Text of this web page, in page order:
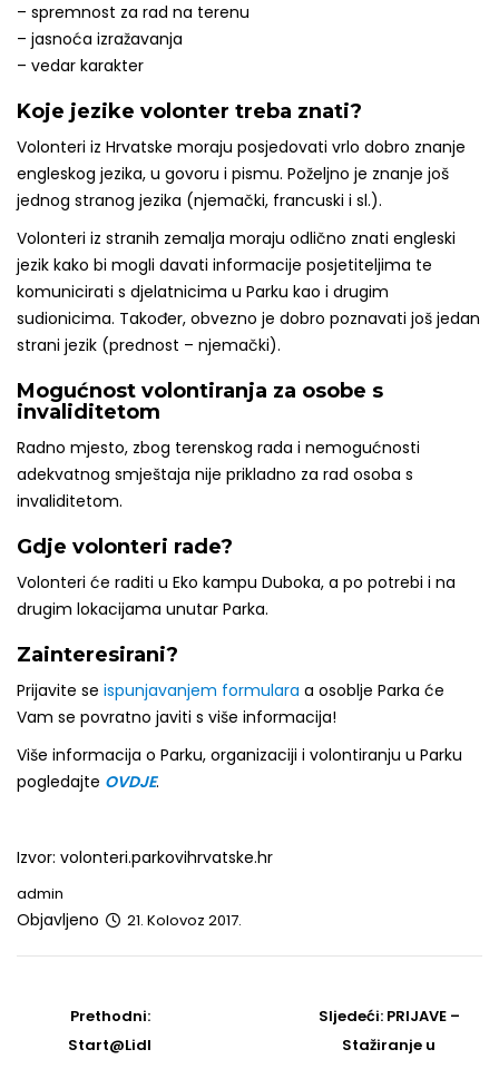
– spremnost za rad na terenu
– jasnoća izražavanja
– vedar karakter
Koje jezike volonter treba znati?
Volonteri iz Hrvatske moraju posjedovati vrlo dobro znanje
engleskog jezika, u govoru i pismu. Poželjno je znanje još
jednog stranog jezika (njemački, francuski i sl.).
Volonteri iz stranih zemalja moraju odlično znati engleski
jezik kako bi mogli davati informacije posjetiteljima te
komunicirati s djelatnicima u Parku kao i drugim
sudionicima. Također, obvezno je dobro poznavati još jedan
strani jezik (prednost – njemački).
Mogućnost volontiranja za osobe s
invaliditetom
Radno mjesto, zbog terenskog rada i nemogućnosti
adekvatnog smještaja nije prikladno za rad osoba s
invaliditetom.
Gdje volonteri rade?
Volonteri će raditi u Eko kampu Duboka, a po potrebi i na
drugim lokacijama unutar Parka.
Zainteresirani?
Prijavite se ispunjavanjem formulara a osoblje Parka će
Vam se povratno javiti s više informacija!
Više informacija o Parku, organizaciji i volontiranju u Parku
pogledajte OVDJE.
Izvor: volonteri.parkovihrvatske.hr
admin
Objavljeno 21. Kolovoz 2017.
navigation
Prethodni:Prethodni
post
Start@Lidl
Sljedeći: Sljedeći
Post
PRIJAVE –
Stažiranje u